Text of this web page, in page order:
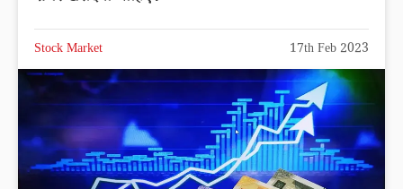
Stock Market 17th Feb 2023